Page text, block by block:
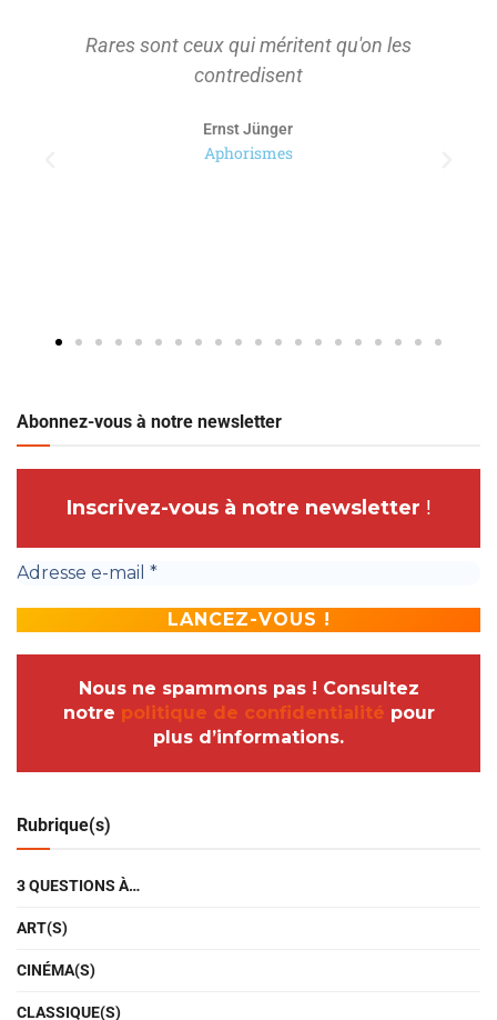
Rares sont ceux qui méritent qu'on les
contredisent
Ernst Jünger
Aphorismes
Abonnez-vous à notre newsletter
Inscrivez-vous à notre newsletter !
Nous ne spammons pas ! Consultez
notre politique de confidentialité pour
plus d’informations.
Rubrique(s)
3 QUESTIONS À…
ART(S)
CINÉMA(S)
CLASSIQUE(S)